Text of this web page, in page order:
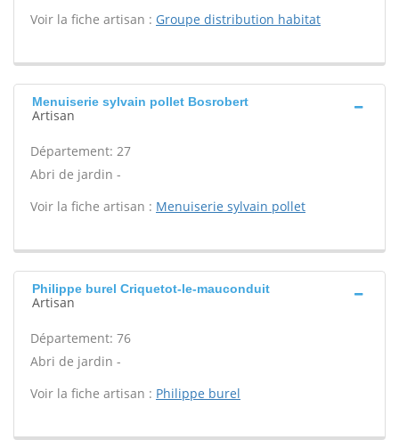
Voir la fiche artisan : Groupe distribution habitat
Menuiserie sylvain pollet Bosrobert
Artisan
Département: 27
Abri de jardin -
Voir la fiche artisan : Menuiserie sylvain pollet
Philippe burel Criquetot-le-mauconduit
Artisan
Département: 76
Abri de jardin -
Voir la fiche artisan : Philippe burel